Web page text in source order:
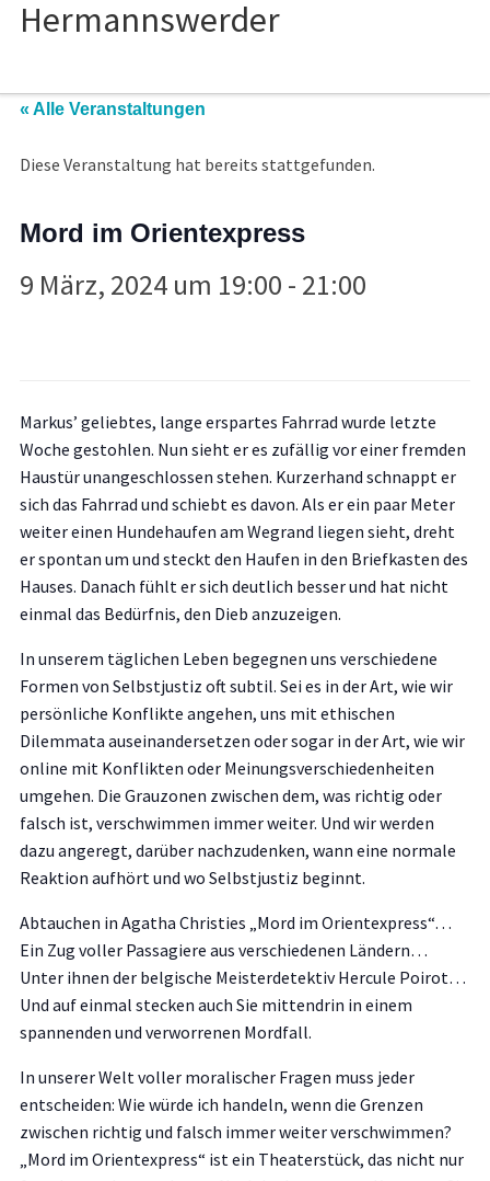
« Alle Veranstaltungen
Diese Veranstaltung hat bereits stattgefunden.
Mord im Orientexpress
9 März, 2024 um 19:00 - 21:00
Markus’ geliebtes, lange erspartes Fahrrad wurde letzte
Woche gestohlen. Nun sieht er es zufällig vor einer fremden
Haustür unangeschlossen stehen. Kurzerhand schnappt er
sich das Fahrrad und schiebt es davon. Als er ein paar Meter
weiter einen Hundehaufen am Wegrand liegen sieht, dreht
er spontan um und steckt den Haufen in den Briefkasten des
Hauses. Danach fühlt er sich deutlich besser und hat nicht
einmal das Bedürfnis, den Dieb anzuzeigen.
In unserem täglichen Leben begegnen uns verschiedene
Formen von Selbstjustiz oft subtil. Sei es in der Art, wie wir
persönliche Konflikte angehen, uns mit ethischen
Dilemmata auseinandersetzen oder sogar in der Art, wie wir
online mit Konflikten oder Meinungsverschiedenheiten
umgehen. Die Grauzonen zwischen dem, was richtig oder
falsch ist, verschwimmen immer weiter. Und wir werden
dazu angeregt, darüber nachzudenken, wann eine normale
Reaktion aufhört und wo Selbstjustiz beginnt.
Abtauchen in Agatha Christies „Mord im Orientexpress“…
Ein Zug voller Passagiere aus verschiedenen Ländern…
Unter ihnen der belgische Meisterdetektiv Hercule Poirot…
Und auf einmal stecken auch Sie mittendrin in einem
spannenden und verworrenen Mordfall.
In unserer Welt voller moralischer Fragen muss jeder
entscheiden: Wie würde ich handeln, wenn die Grenzen
zwischen richtig und falsch immer weiter verschwimmen?
„Mord im Orientexpress“ ist ein Theaterstück, das nicht nur